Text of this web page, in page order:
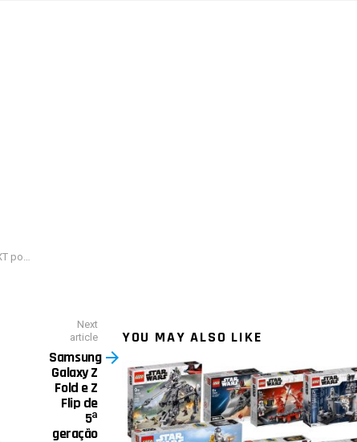
100 grátis
Next
article
Samsung
Galaxy Z
Fold e Z
Flip de
5ª
geração
YOU MAY ALSO LIKE